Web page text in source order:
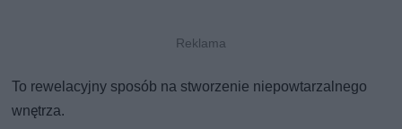
To rewelacyjny sposób na stworzenie niepowtarzalnego
wnętrza.